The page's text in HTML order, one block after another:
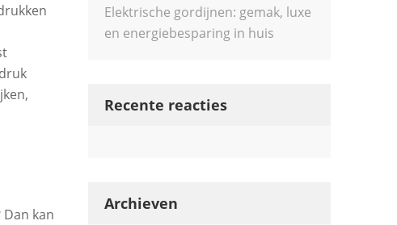
kan
Elektrische gordijnen: gemak, luxe
en energiebesparing in huis
Recente reacties
Archieven